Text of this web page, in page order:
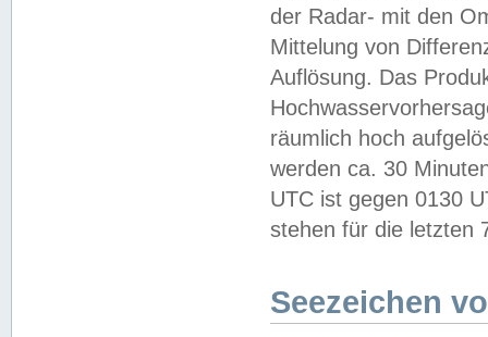
der Radar- mit den
Mittelung von
Auflösung. Das
räumlich hoch
werden ca. 30
UTC ist gegen 0130
stehen für die letzten
Seezeichen